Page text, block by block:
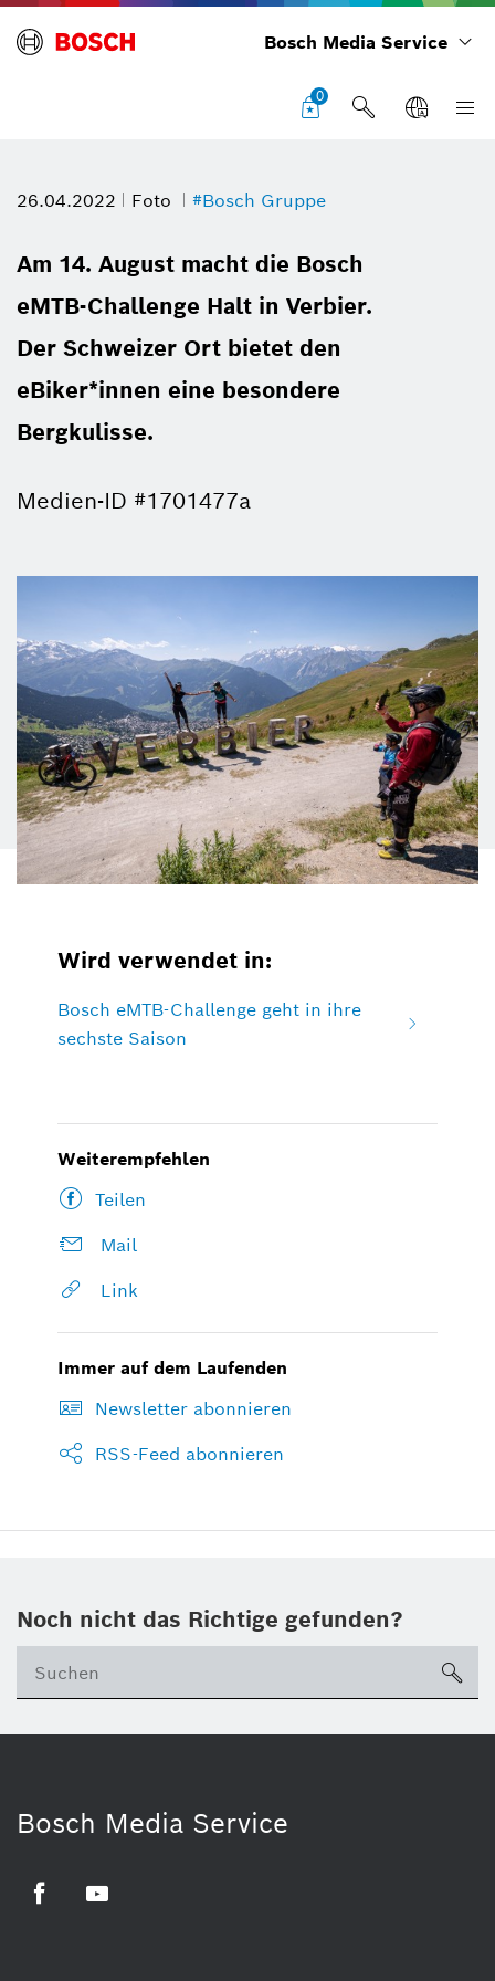
Bosch Media Service
0
26.04.2022 Foto #Bosch Gruppe
Am 14. August macht die Bosch
eMTB-Challenge Halt in Verbier.
Der Schweizer Ort bietet den
eBiker*innen eine besondere
Bergkulisse.
Medien-ID #1701477a
Wird verwendet in:
Bosch eMTB-Challenge geht in ihre
sechste Saison
Weiterempfehlen
Teilen
Mail
Link
Immer auf dem Laufenden
Newsletter abonnieren
RSS-Feed abonnieren
Noch nicht das Richtige gefunden?
Bosch Media Service